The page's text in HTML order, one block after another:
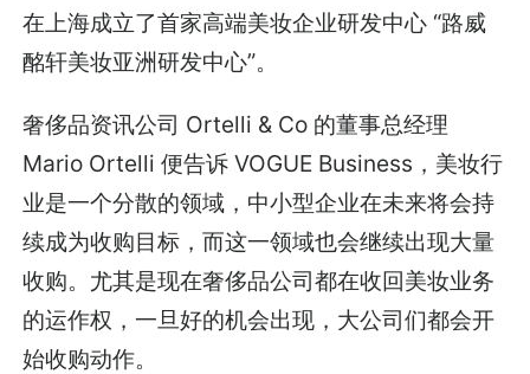
在上海成立了首家高端美妆企业研发中心 “路威
酩轩美妆亚洲研发中心”。
奢侈品资讯公司 Ortelli & Co 的董事总经理
Mario Ortelli 便告诉 VOGUE Business，美妆行
业是一个分散的领域，中小型企业在未来将会持
续成为收购目标，而这一领域也会继续出现大量
收购。尤其是现在奢侈品公司都在收回美妆业务
的运作权，一旦好的机会出现，大公司们都会开
始收购动作。